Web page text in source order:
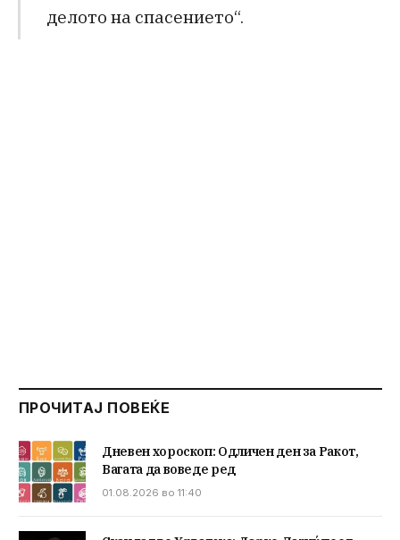
делото на спасението“.
ПРОЧИТАЈ ПОВЕЌЕ
Дневен хороскоп: Одличен ден за Ракот,
Вагата да воведе ред
01.08.2026 во 11:40